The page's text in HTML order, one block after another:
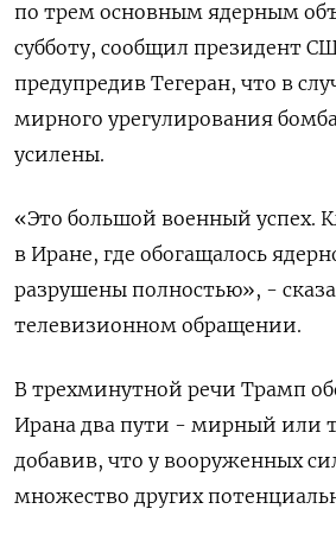
по трем основным ядерным
субботу, сообщил президент
предупредив Тегеран, что в
мирного урегулирования
усилены.
«Это большой военный успех.
в Иране, где обогащалось
разрушены полностью», -
телевизионном обращении.
В трехминутной речи Трамп
Ирана два пути - мирный или
добавив, что у вооруженных
множество других